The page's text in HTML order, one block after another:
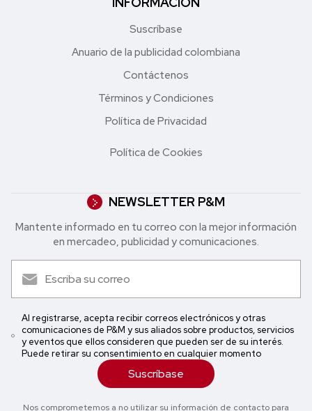
Suscríbase
Anuario de la publicidad colombiana
Contáctenos
Términos y Condiciones
Política de Privacidad
Política de Cookies
NEWSLETTER P&M
Mantente informado en tu correo con la mejor in formación
en mercadeo, publicidad y comunicaciones.
Al registrarse, acepta recibir correos electrónicos y otras
comunicaciones de P&M y sus aliados sobre productos, servicios
y eventos que ellos consideren que pueden ser de su interés.
Puede retirar su consentimiento en cualquier momento
Suscríbase
Nos comprometemos a no utilizar su información de contacto para